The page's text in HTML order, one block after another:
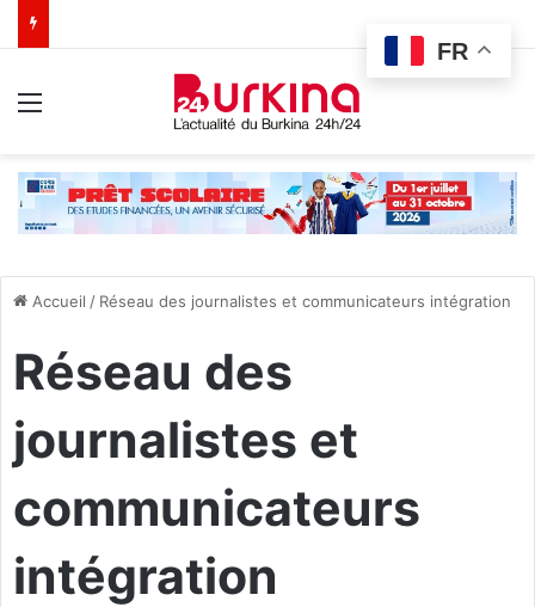
Accueil / Réseau des journalistes et communicateurs intégration
Réseau des
journalistes et
communicateurs
intégration
FR